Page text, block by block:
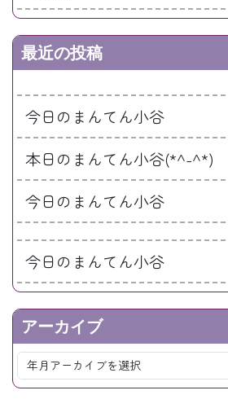
最近の投稿
今日のまんてん小谷
本日のまんてん小谷(*^-^*)
今日のまんてん小谷
今日のまんてん小谷
アーカイブ